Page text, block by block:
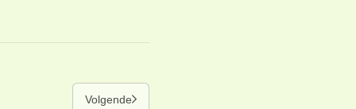
Volgende